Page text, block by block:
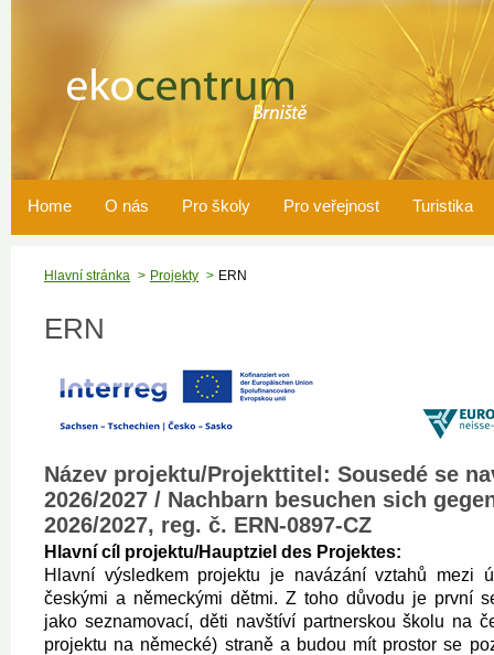
Home O nás Pro školy Pro veřejnost Turistika
Hlavní stránka Projekty ERN
ERN
Název projektu/Projekttitel: Sousedé se
2026/2027 / Nachbarn besuchen sich
2026/2027, reg. č. ERN-0897-CZ
Hlavní cíl projektu/Hauptziel des Projektes:
Hlavní výsledkem projektu je navázání vztahů mezi
českými a německými dětmi. Z toho důvodu je první
jako seznamovací, děti navštíví partnerskou školu na
projektu na německé) straně a budou mít prostor se